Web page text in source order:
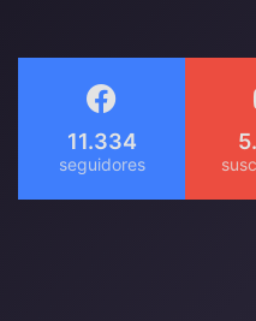
11.334